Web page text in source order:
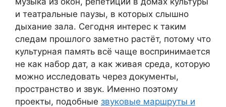
и театральные паузы, в которых слышно
дыхание зала. Сегодня интерес к таким
следам прошлого заметно растёт, потому что
культурная память всё чаще воспринимается
не как набор дат, а как живая среда, которую
можно исследовать через документы,
пространство и звук. Именно поэтому
проекты, подобные звуковые маршруты и